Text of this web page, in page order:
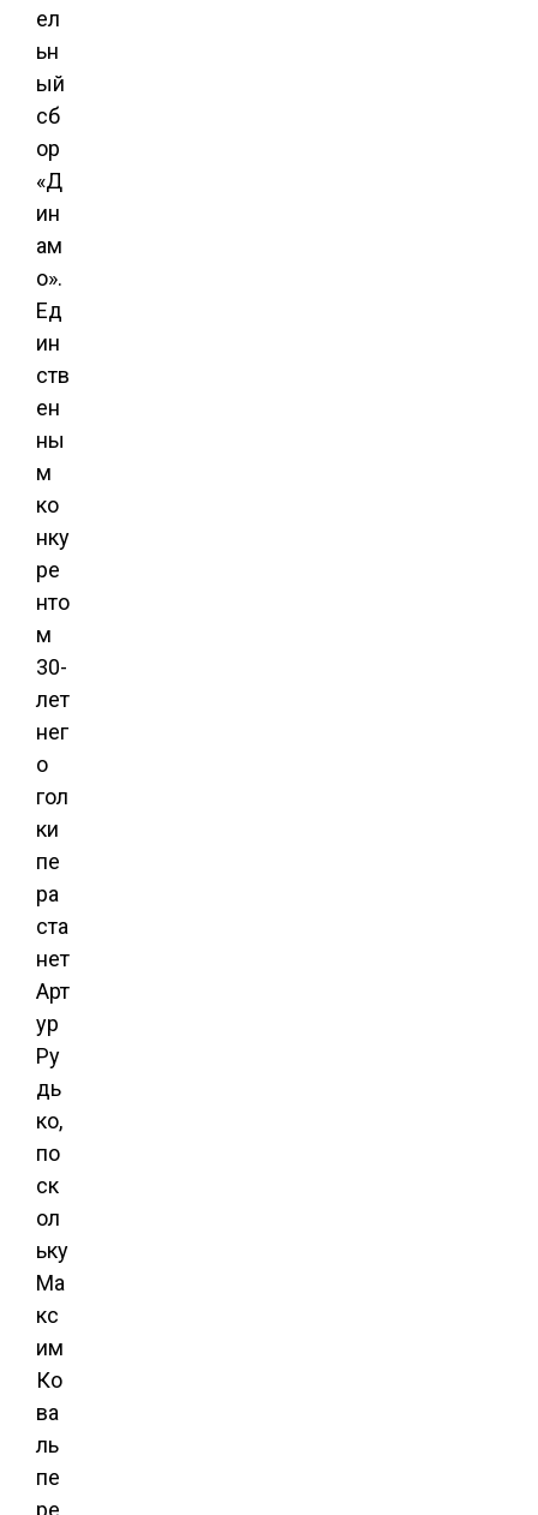
ел
ьн
ый
сб
ор
«Д
ин
ам
о».
Ед
ин
ств
ен
ны
м
ко
нку
ре
нто
м
30-
лет
нег
о
гол
ки
пе
ра
ста
нет
Арт
ур
Ру
дь
ко,
по
ск
ол
ьку
Ма
кс
им
Ко
ва
ль
пе
ре